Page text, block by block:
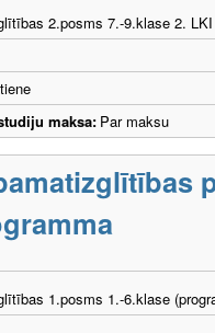
2.posms 7.-9.klase 2.
maksa: Par maksu
1.posms 1.-6.klase